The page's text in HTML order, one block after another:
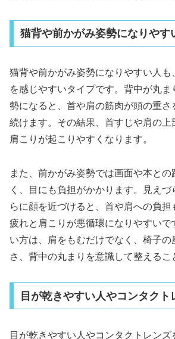
猫背や前かがみ姿勢になりやす
猫背や前かがみ姿勢になりやすい人も
を感じやすいタイプです。背中が丸
勢になると、首や肩の筋肉が頭の重さ
続けます。その結果、首すじや肩の上
肩こりが起こりやすくなります。
また、前かがみ姿勢では画面や本と
く、目にも負担がかかります。見えづ
らに顔を近づけると、首や肩への負
疲れと肩こりが悪循環になりやすいで
い方は、肩をもむだけでなく、椅子の
さ、背中の丸まりを意識して整えるこ
目が乾きやすい人やコンタクト
目が乾きやすい人やコンタクトレンズ